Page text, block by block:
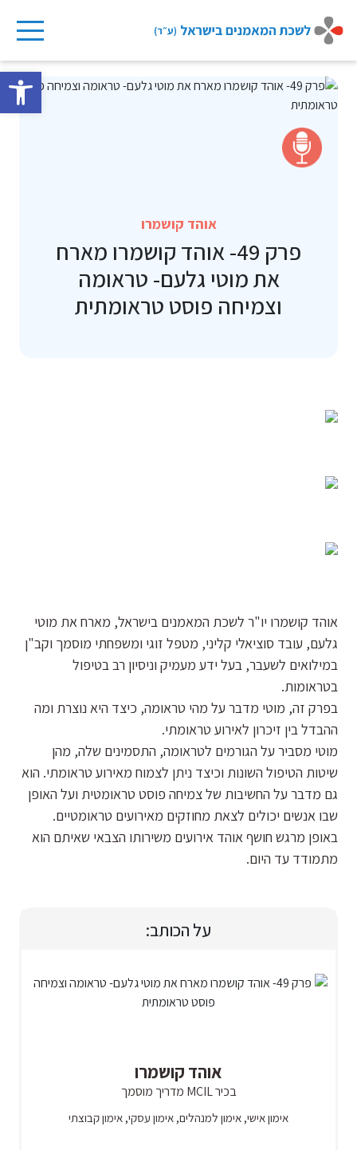
to
content
אוהד קושמרו
פרק 49- אוהד קושמרו מארח
את מוטי גלעם- טראומה
וצמיחה פוסט טראומתית
אוהד קושמרו יו"ר לשכת המאמנים בישראל, מארח את מוטי
גלעם, עובד סוציאלי קליני, מטפל זוגי ומשפחתי מוסמך וקב"ן
במילואים לשעבר, בעל ידע מעמיק וניסיון רב בטיפול
בטראומות.
בפרק זה, מוטי מדבר על מהי טראומה, כיצד היא נוצרת ומה
ההבדל בין זיכרון לאירוע טראומתי.
מוטי מסביר על הגורמים לטראומה, התסמינים שלה, מהן
שיטות הטיפול השונות וכיצד ניתן לצמוח מאירוע טראומתי. הוא
גם מדבר על החשיבות של צמיחה פוסט טראומטית ועל האופן
שבו אנשים יכולים לצאת מחוזקים מאירועים טראומטיים.
באופן מרגש חושף אוהד אירועים משירותו הצבאי שאיתם הוא
מתמודד עד היום.
על הכותב:
אוהד קושמרו
בכיר MCIL מדריך מוסמך
אימון אישי, אימון למנהלים, אימון עסקי, אימון קבוצתי